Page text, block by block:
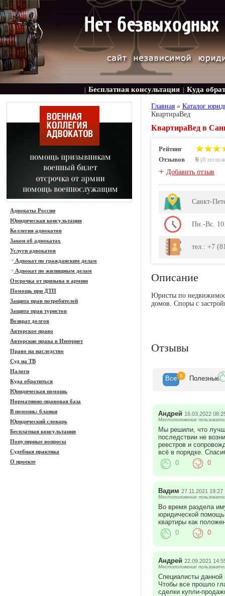
Бесплатная консультация Куда
Адвокаты России
Юридическая консультация
Коллегия адвокатов
Закон об адвокатах
Услуги адвокатов
Адвокат по гражданским делам
Адвокат по жилищным делам
Отсрочка от призыва в армию
Помощь при ДТП
Защита прав потребителей
Защита прав туристов
Возврат долгов
Авторское право
Авторские права в Интернет
Право на наследство
Суд на ТВ
Налоги
Куда обратиться
Юридическая помощь
Нормативно-правовая база
В помощь: бланки
Юридический словарь
Бесплатная консультация
Популярные вопросы
Судебная практика
О проекте
Главная » Каталог
КвартираВед
КвартираВед в
Рейтинг
Отзывов
6 (6
+ Добавить отзыв
Санкт-
Пн.-Вс.
тел.: +7
Описание
Юристы по
домов. Споры с
Отзывы
Все 6 Полезные
Андрей 16.03.2022
Местоположение
Мы решили, что
последствии не
реестров и
всё в порядке.
0
0
Вадим 27.11.2021 19:27
Местоположение
Во время раздела
юридической
квартиры как
0
0
Андрей 22.09.2021
Местоположение
Специалисты
Чтобы все прошло
сделки купли-